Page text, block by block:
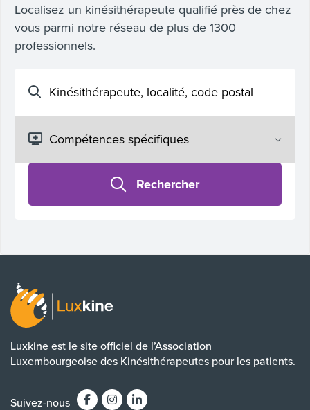
Localisez un kinésithérapeute qualifié près de chez
vous parmi notre réseau de plus de 1300
professionnels.
Rechercher
Luxkine est le site officiel de l’Association
Luxembourgeoise des Kinésithérapeutes pour les patients.
Suivez-nous